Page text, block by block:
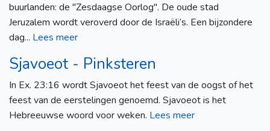
buurlanden: de "Zesdaagse Oorlog". De oude stad
Jeruzalem wordt veroverd door de Israëli’s. Een bijzondere
dag... Lees meer
Sjavoeot - Pinksteren
In Ex. 23:16 wordt Sjavoeot het feest van de oogst of het
feest van de eerstelingen genoemd. Sjavoeot is het
Hebreeuwse woord voor weken. Lees meer